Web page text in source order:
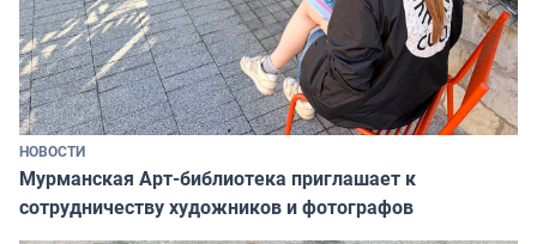
НОВОСТИ
Мурманская Арт-библиотека приглашает к
сотрудничеству художников и фотографов